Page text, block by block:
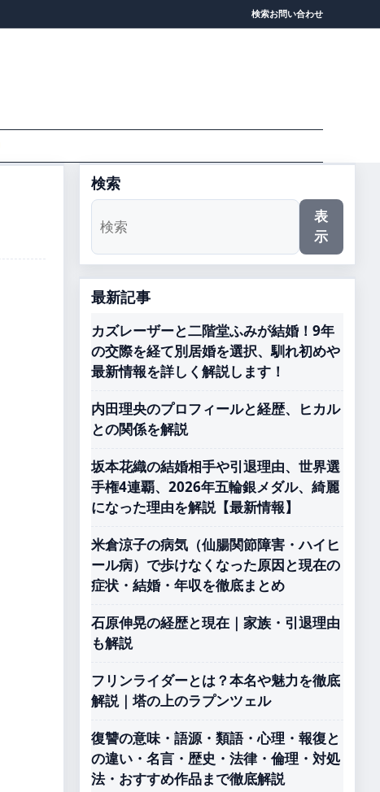
検索お問い合わせ
検索
表
示
最新記事
カズレーザーと二階堂ふみが結婚！9年
の交際を経て別居婚を選択、馴れ初めや
最新情報を詳しく解説します！
内田理央のプロフィールと経歴、ヒカル
との関係を解説
坂本花織の結婚相手や引退理由、世界選
手権4連覇、2026年五輪銀メダル、綺麗
になった理由を解説【最新情報】
米倉涼子の病気（仙腸関節障害・ハイヒ
ール病）で歩けなくなった原因と現在の
症状・結婚・年収を徹底まとめ
石原伸晃の経歴と現在｜家族・引退理由
も解説
フリンライダーとは？本名や魅力を徹底
解説｜塔の上のラプンツェル
復讐の意味・語源・類語・心理・報復と
の違い・名言・歴史・法律・倫理・対処
法・おすすめ作品まで徹底解説